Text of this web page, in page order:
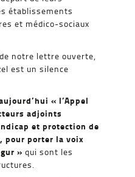
établissements
et médico-sociaux
notre lettre ouverte,
est un silence
« l’Appel
adjoints
et protection de
pour porter la voix
» qui sont les